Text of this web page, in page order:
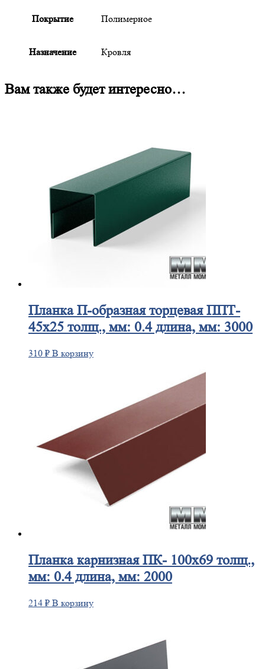
Покрытие Полимерное
Назначение Кровля
Вам также будет интересно…
ПланкаП-образная торцевая ППТ-
45х25 толщ., мм: 0.4 длина, мм: 3000
310 ₽ В корзину
Планкакарнизная ПК- 100х69 толщ.,
мм: 0.4 длина, мм: 2000
214 ₽ В корзину